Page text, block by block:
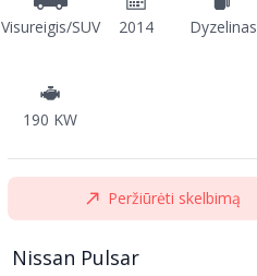
Visureigis/SUV 2014 Dyzelinas
190 KW
Peržiūrėti skelbimą
Nissan Pulsar